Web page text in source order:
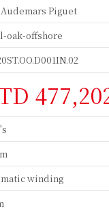
Audemars Piguet
oak-offshore
winding